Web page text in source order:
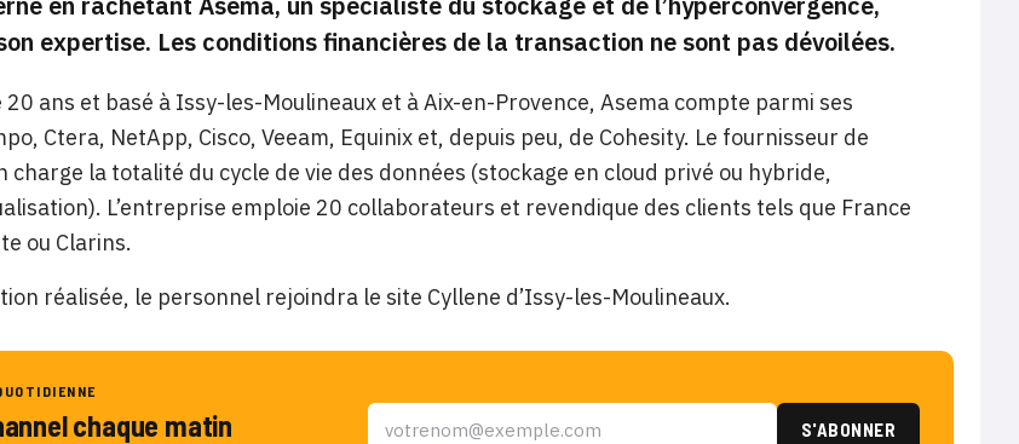
expertise. Les conditions financières de la transaction ne sont pas dévoilées.
20 ans et basé à Issy-les-Moulineaux et à Aix-en-Provence, Asema compte parmi ses
Ctera, NetApp, Cisco, Veeam, Equinix et, depuis peu, de Cohesity. Le fournisseur de
charge la totalité du cycle de vie des données (stockage en cloud privé ou hybride,
L’entreprise emploie 20 collaborateurs et revendique des clients tels que France
ou Clarins.
réalisée, le personnel rejoindra le site Cyllene d’Issy-les-Moulineaux.
chaque matin